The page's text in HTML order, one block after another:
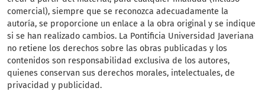
comercial), siempre que se reconozca adecuadamente la
autoría, se proporcione un enlace a la obra original y se indique
si se han realizado cambios. La Pontificia Universidad Javeriana
no retiene los derechos sobre las obras publicadas y los
contenidos son responsabilidad exclusiva de los autores,
quienes conservan sus derechos morales, intelectuales, de
privacidad y publicidad.